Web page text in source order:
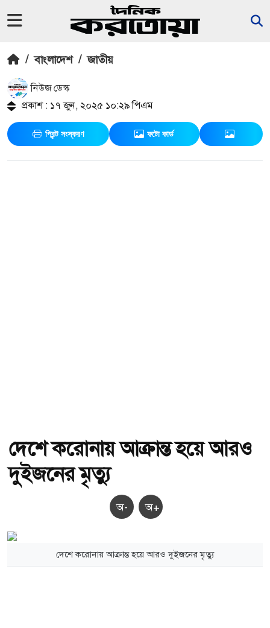
/ বাংলাদেশ / জাতীয়
নিউজ ডেস্ক
প্রকাশ : ১৭ জুন, ২০২৫ ১০:২৯ পিএম
প্রিন্ট সংস্করণ ফটো কার্ড
দেশে করোনায় আক্রান্ত হয়ে আরও
দুইজনের মৃত্যু
অ- অ+
দেশে করোনায় আক্রান্ত হয়ে আরও দুইজনের মৃত্যু